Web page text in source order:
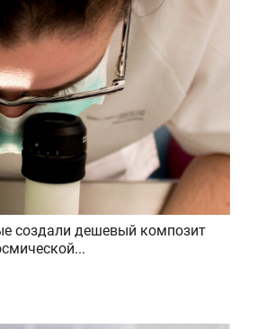
создали дешевый композит